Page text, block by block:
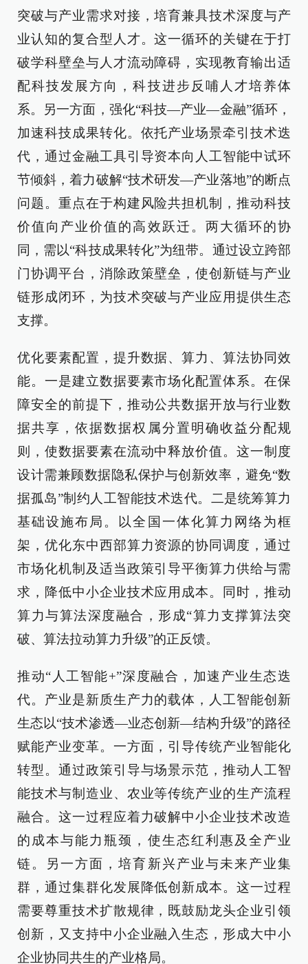
突破与产业需求对接，培育兼具技术深度与产
业认知的复合型人才。这一循环的关键在于打
破学科壁垒与人才流动障碍，实现教育输出适
配科技发展方向，科技进步反哺人才培养体
系。另一方面，强化“科技—产业—金融”循环，
加速科技成果转化。依托产业场景牵引技术迭
代，通过金融工具引导资本向人工智能中试环
节倾斜，着力破解“技术研发—产业落地”的断点
问题。重点在于构建风险共担机制，推动科技
价值向产业价值的高效跃迁。两大循环的协
同，需以“科技成果转化”为纽带。通过设立跨部
门协调平台，消除政策壁垒，使创新链与产业
链形成闭环，为技术突破与产业应用提供生态
支撑。
优化要素配置，提升数据、算力、算法协同效
能。一是建立数据要素市场化配置体系。在保
障安全的前提下，推动公共数据开放与行业数
据共享，依据数据权属分置明确收益分配规
则，使数据要素在流动中释放价值。这一制度
设计需兼顾数据隐私保护与创新效率，避免“数
据孤岛”制约人工智能技术迭代。二是统筹算力
基础设施布局。以全国一体化算力网络为框
架，优化东中西部算力资源的协同调度，通过
市场化机制及适当政策引导平衡算力供给与需
求，降低中小企业技术应用成本。同时，推动
算力与算法深度融合，形成“算力支撑算法突
破、算法拉动算力升级”的正反馈。
推动“人工智能+”深度融合，加速产业生态迭
代。产业是新质生产力的载体，人工智能创新
生态以“技术渗透—业态创新—结构升级”的路径
赋能产业变革。一方面，引导传统产业智能化
转型。通过政策引导与场景示范，推动人工智
能技术与制造业、农业等传统产业的生产流程
融合。这一过程应着力破解中小企业技术改造
的成本与能力瓶颈，使生态红利惠及全产业
链。另一方面，培育新兴产业与未来产业集
群，通过集群化发展降低创新成本。这一过程
需要尊重技术扩散规律，既鼓励龙头企业引领
创新，又支持中小企业融入生态，形成大中小
企业协同共生的产业格局。